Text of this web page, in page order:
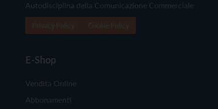
Autodisciplina della Comunicazione Commerciale
E-Shop
Vendita Online
Abbonamenti